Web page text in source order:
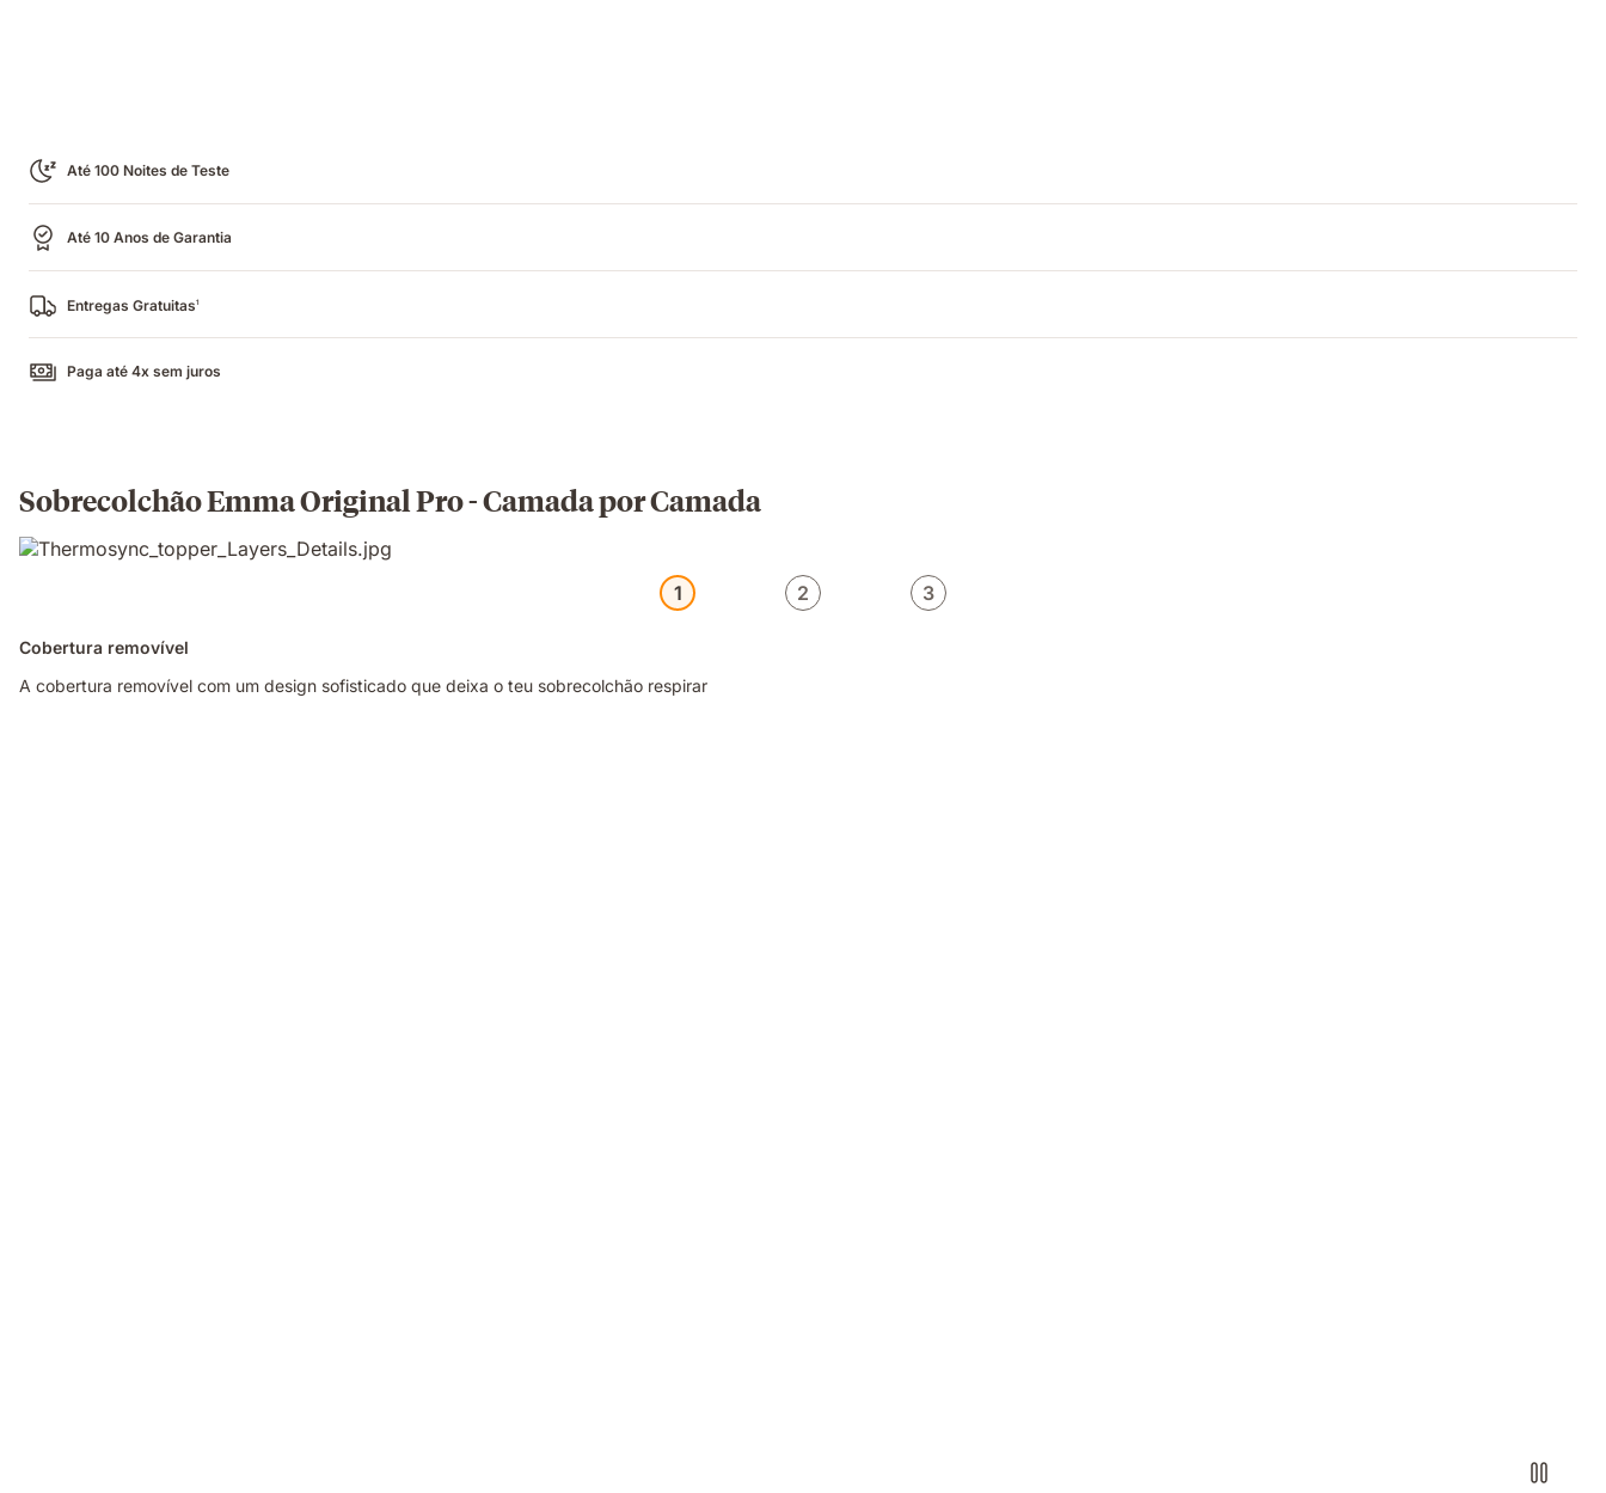
Até 100 Noites de Teste
Até 10 Anos de Garantia
Entregas Gratuitas1
Paga até 4x sem juros
Sobrecolchão Emma Original Pro - Camada por Camada
1 2 3
Cobertura removível
A cobertura removível com um design sofisticado que deixa o teu sobrecolchão respirar